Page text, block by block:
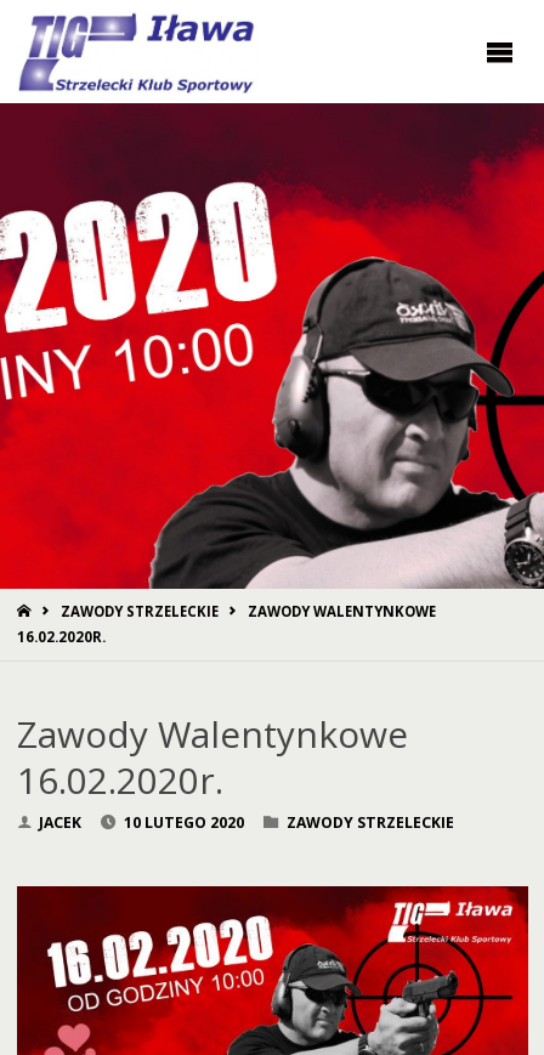
STRONA
GŁÓWNA
ZAWODY STRZELECKIE
ZAWODY WALENTYNKOWE
16.02.2020R.
Zawody Walentynkowe
16.02.2020r.
JACEK 10 LUTEGO 2020 ZAWODY STRZELECKIE